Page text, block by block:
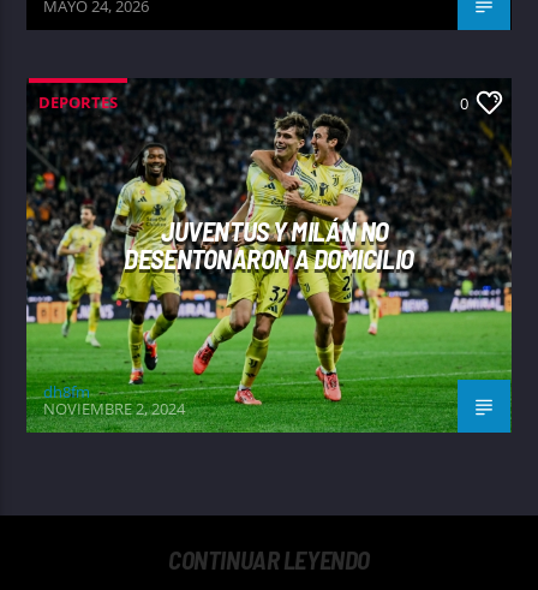
MAYO 24, 2026
DEPORTES 0
JUVENTUS Y MILÁN NO
DESENTONARON A DOMICILIO
dh8fm
NOVIEMBRE 2, 2024
CONTINUAR LEYENDO